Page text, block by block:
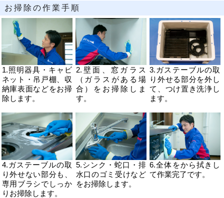
お掃除の作業手順
1.照明器具・キャビ
ネット・吊戸棚、収
納庫表面などをお掃
除します。
2.壁面、窓ガラス
（ガラスがある場
合）をお掃除しま
す。
3.ガステーブルの取
り外せる部分を外し
て、つけ置き洗浄し
ます。
4.ガステーブルの取
り外せない部分も、
専用ブラシでしっか
りお掃除します。
5.シンク・蛇口・排
水口のゴミ受けなど
をお掃除します。
6.全体をから拭きし
て作業完了です。